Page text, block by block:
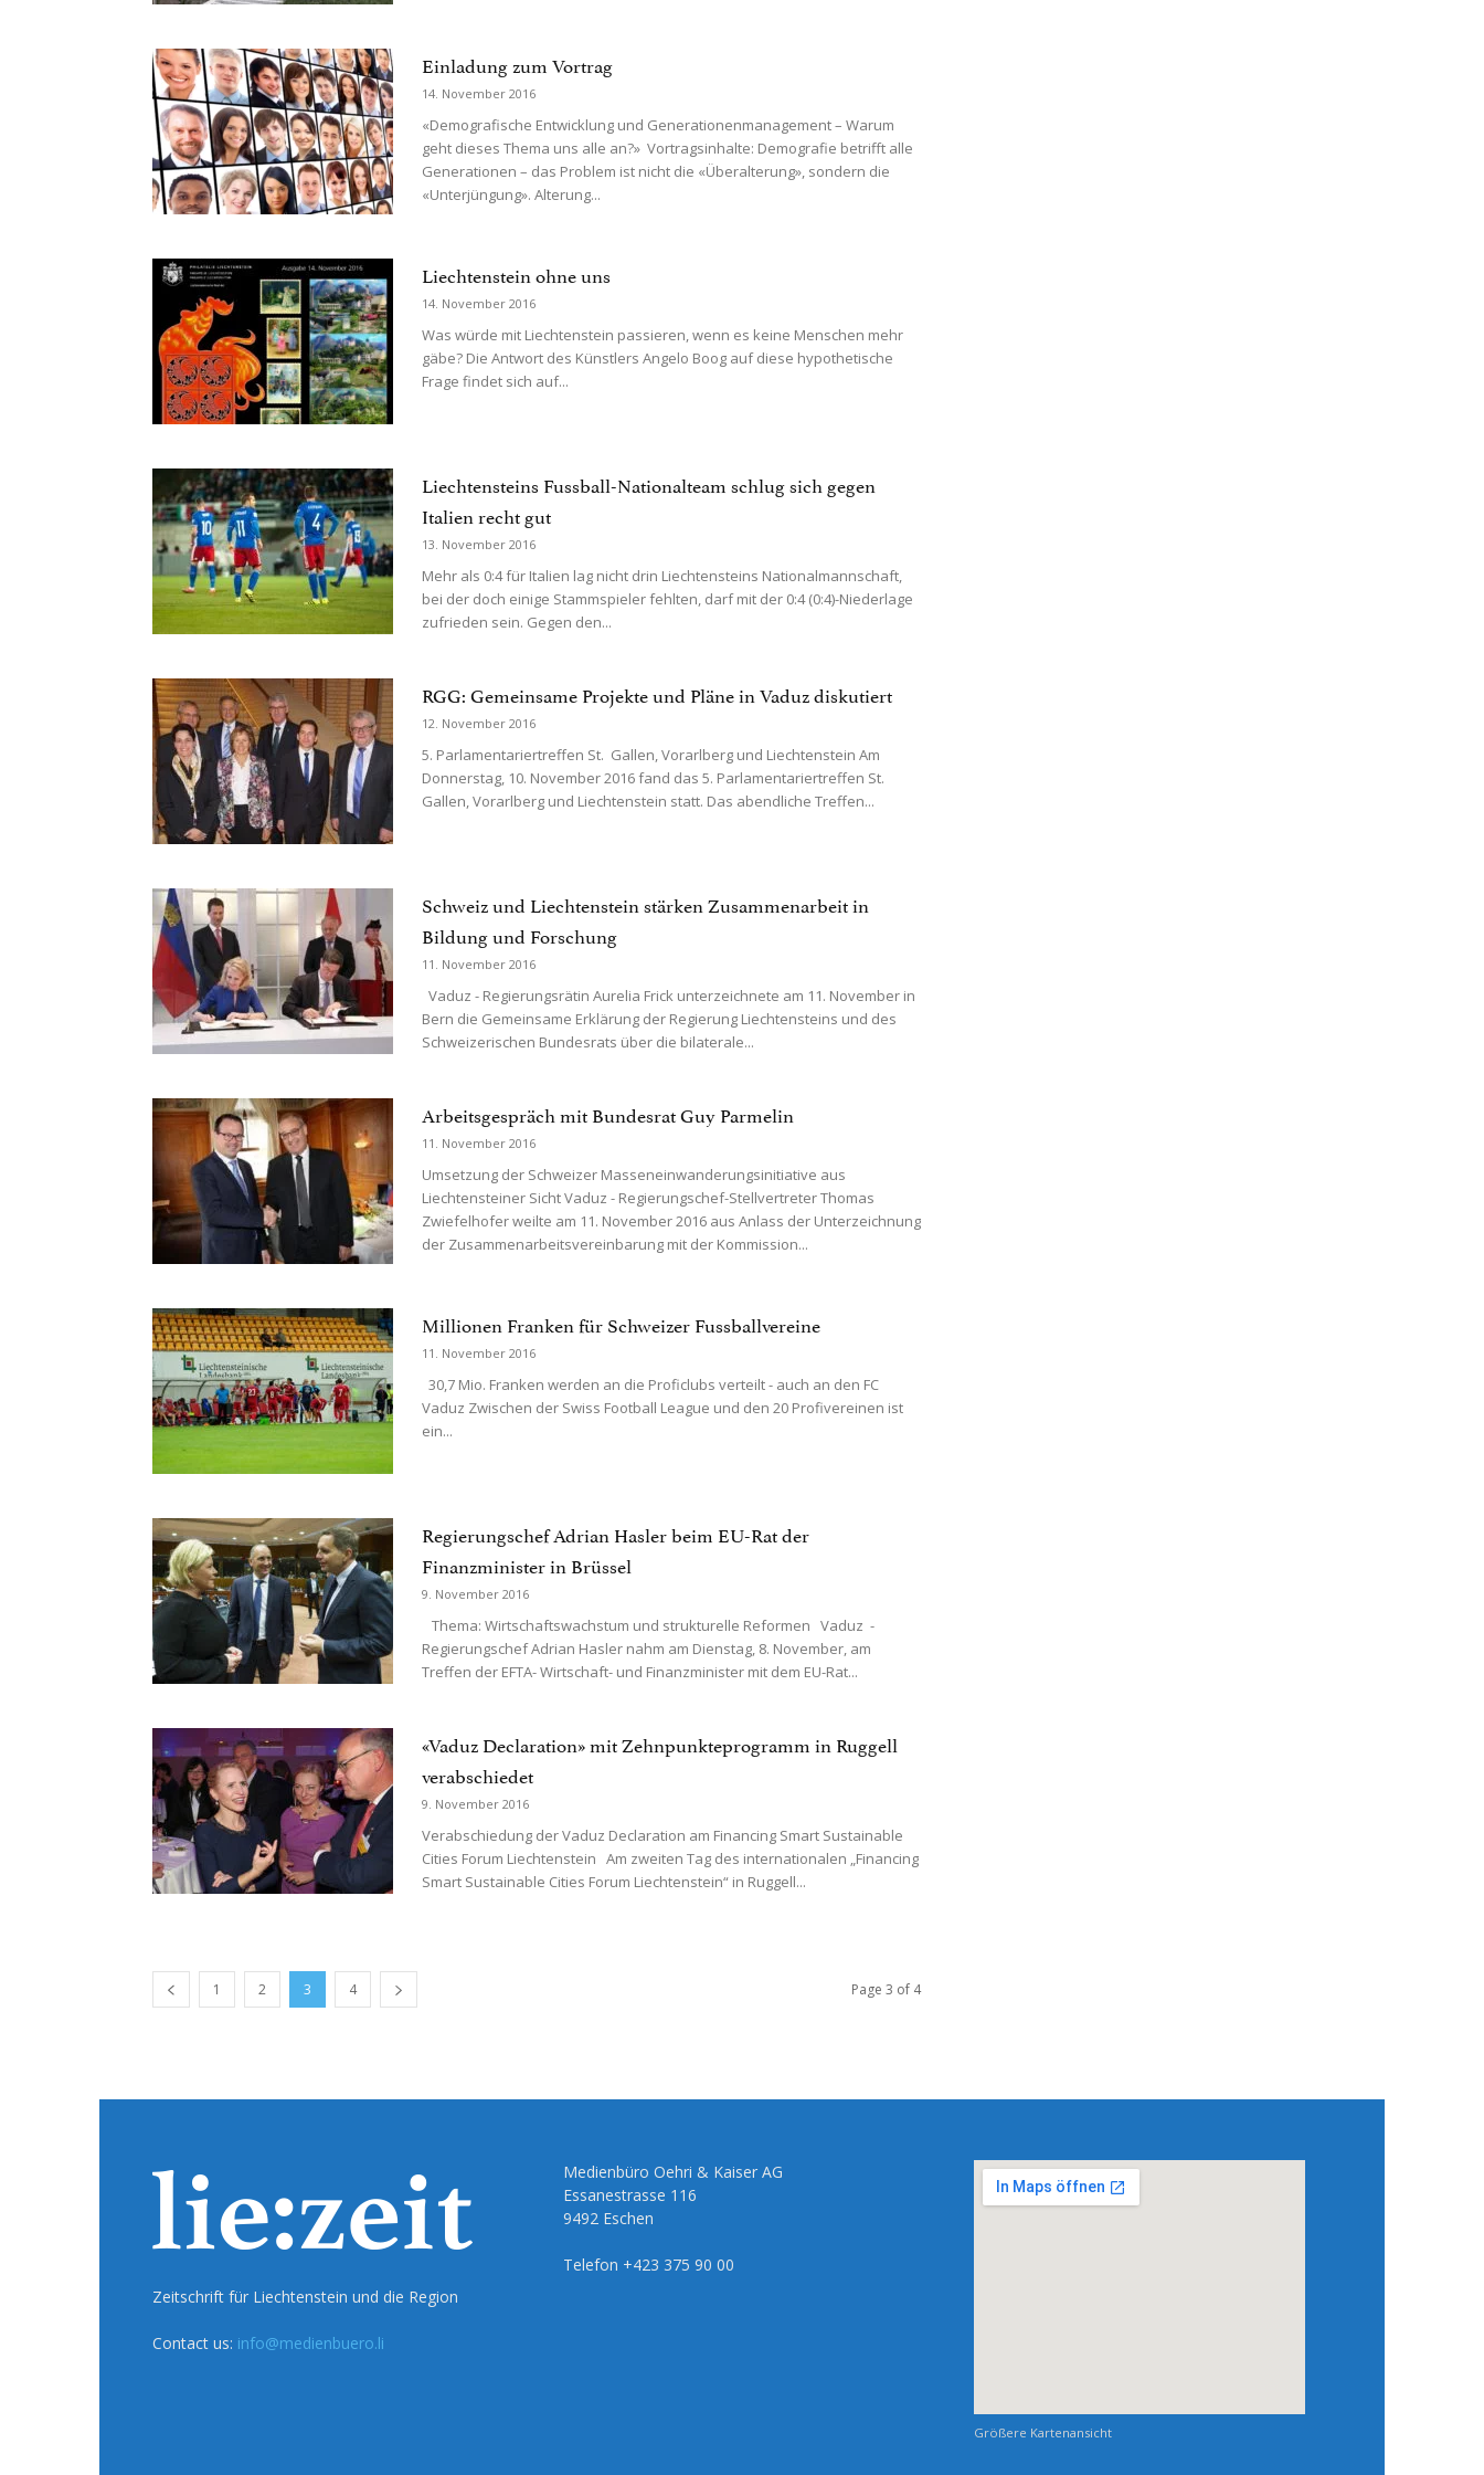
Einladung zum Vortrag
14. November 2016
«Demografische Entwicklung und Generationenmanagement – Warum
geht dieses Thema uns alle an?» Vortragsinhalte: Demografie betrifft alle
Generationen – das Problem ist nicht die «Überalterung», sondern die
«Unterjüngung». Alterung...
Liechtenstein ohne uns
14. November 2016
Was würde mit Liechtenstein passieren, wenn es keine Menschen mehr
gäbe? Die Antwort des Künstlers Angelo Boog auf diese hypothetische
Frage findet sich auf...
Liechtensteins Fussball-Nationalteam schlug sich gegen
Italien recht gut
13. November 2016
Mehr als 0:4 für Italien lag nicht drin Liechtensteins Nationalmannschaft,
bei der doch einige Stammspieler fehlten, darf mit der 0:4 (0:4)-Niederlage
zufrieden sein. Gegen den...
RGG: Gemeinsame Projekte und Pläne in Vaduz diskutiert
12. November 2016
5. Parlamentariertreffen St. Gallen, Vorarlberg und Liechtenstein Am
Donnerstag, 10. November 2016 fand das 5. Parlamentariertreffen St.
Gallen, Vorarlberg und Liechtenstein statt. Das abendliche Treffen...
Schweiz und Liechtenstein stärken Zusammenarbeit in
Bildung und Forschung
11. November 2016
Vaduz - Regierungsrätin Aurelia Frick unterzeichnete am 11. November in
Bern die Gemeinsame Erklärung der Regierung Liechtensteins und des
Schweizerischen Bundesrats über die bilaterale...
Arbeitsgespräch mit Bundesrat Guy Parmelin
11. November 2016
Umsetzung der Schweizer Masseneinwanderungsinitiative aus
Liechtensteiner Sicht Vaduz - Regierungschef-Stellvertreter Thomas
Zwiefelhofer weilte am 11. November 2016 aus Anlass der Unterzeichnung
der Zusammenarbeitsvereinbarung mit der Kommission...
Millionen Franken für Schweizer Fussballvereine
11. November 2016
30,7 Mio. Franken werden an die Proficlubs verteilt - auch an den FC
Vaduz Zwischen der Swiss Football League und den 20 Profivereinen ist
ein...
Regierungschef Adrian Hasler beim EU-Rat der
Finanzminister in Brüssel
9. November 2016
Thema: Wirtschaftswachstum und strukturelle Reformen Vaduz -
Regierungschef Adrian Hasler nahm am Dienstag, 8. November, am
Treffen der EFTA- Wirtschaft- und Finanzminister mit dem EU-Rat...
«Vaduz Declaration» mit Zehnpunkteprogramm in Ruggell
verabschiedet
9. November 2016
Verabschiedung der Vaduz Declaration am Financing Smart Sustainable
Cities Forum Liechtenstein Am zweiten Tag des internationalen „Financing
Smart Sustainable Cities Forum Liechtenstein“ in Ruggell...
1 2 3 4 Page 3 of 4
Zeitschrift für Liechtenstein und die Region
Contact us: info@medienbuero.li
Medienbüro Oehri & Kaiser AG
Essanestrasse 116
9492 Eschen
Telefon +423 375 90 00
Größere Kartenansicht